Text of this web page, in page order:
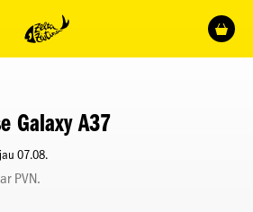
Galaxy A37
07.08.
PVN.